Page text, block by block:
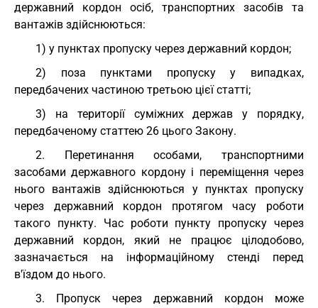
державний кордон осіб, транспортних засобів та
вантажів здійснюються:
1) у пунктах пропуску через державний кордон;
2) поза пунктами пропуску у випадках,
передбачених частиною третьою цієї статті;
3) на території суміжних держав у порядку,
передбаченому статтею 26 цього Закону.
2. Перетинання особами, транспортними
засобами державного кордону і переміщення через
нього вантажів здійснюються у пунктах пропуску
через державний кордон протягом часу роботи
такого пункту. Час роботи пункту пропуску через
державний кордон, який не працює цілодобово,
зазначається на інформаційному стенді перед
в'їздом до нього.
3. Пропуск через державний кордон може